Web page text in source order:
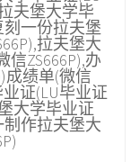
夫堡大学毕
刻一份拉夫堡
拉夫堡大
ZS666P),办
成绩单(微信
证(LU毕业证
大学毕业证
制作拉夫堡大